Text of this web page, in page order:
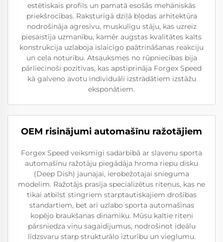
estētiskais profils un pamatā esošās mehāniskās
priekšrocības. Raksturīgā dziļā bļodas arhitektūra
nodrošināja agresīvu, muskulīgu stāju, kas uzreiz
piesaistīja uzmanību, kamēr augstas kvalitātes kalts
konstrukcija uzlaboja īslaicīgo paātrināšanas reakciju
un ceļa noturību. Atsauksmes no rūpniecības bija
pārliecinoši pozitīvas, kas apstiprināja Forgex Speed
kā galveno avotu individuāli izstrādātiem izstāžu
eksponātiem.
OEM risinājumi automašīnu ražotājiem
Forgex Speed veiksmīgi sadarbībā ar slavenu sporta
automašīnu ražotāju piegādāja hroma riepu disku
(Deep Dish) jaunajai, ierobežotajai snieguma
modelim. Ražotājs prasīja specializētus riteņus, kas ne
tikai atbilst stingriem starptautiskajiem drošības
standartiem, bet arī uzlabo sporta automašīnas
kopējo braukšanas dinamiku. Mūsu kaltie riteņi
pārsniedza viņu sagaidījumus, nodrošinot ideālu
līdzsvaru starp strukturālo izturību un vieglumu.